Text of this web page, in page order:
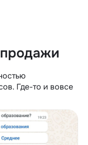
Где-то и вовсе